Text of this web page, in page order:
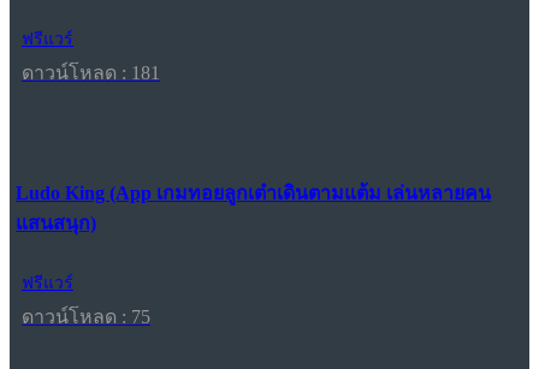
ฟรีแวร์
ดาวน์โหลด : 181
Ludo King (App เกมทอยลูกเต๋าเดินตามแต้ม เล่นหลายคน
แสนสนุก)
ฟรีแวร์
ดาวน์โหลด : 75